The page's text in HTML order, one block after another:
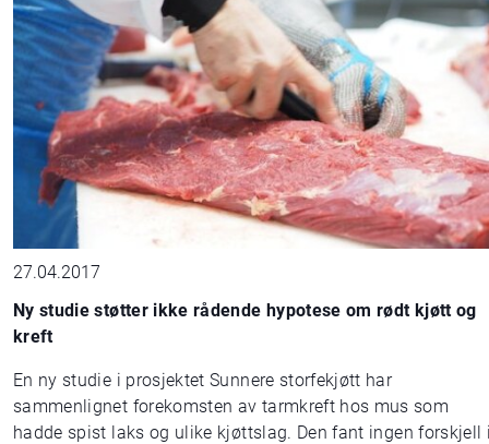
27.04.2017
Ny studie støtter ikke rådende hypotese om rødt kjøtt og
kreft
En ny studie i prosjektet Sunnere storfekjøtt har
sammenlignet forekomsten av tarmkreft hos mus som
hadde spist laks og ulike kjøttslag. Den fant ingen forskjell